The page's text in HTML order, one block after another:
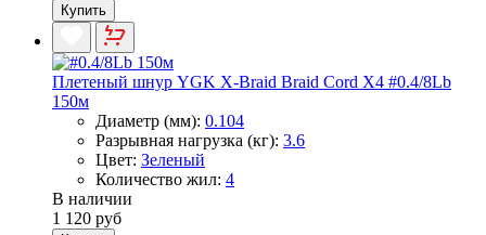
Купить
Плетеный шнур YGK X-Braid Braid Cord X4 #0.4/8Lb
150м
Диаметр (мм): 0.104
Разрывная нагрузка (кг): 3.6
Цвет: Зеленый
Количество жил: 4
В наличии
1 120 руб